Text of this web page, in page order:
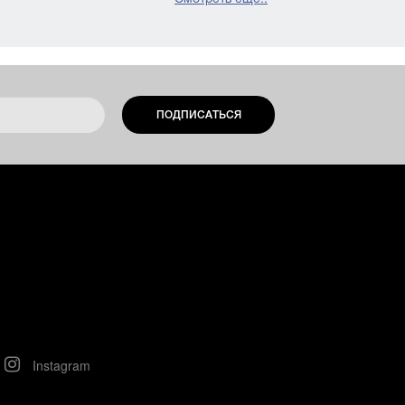
ПОДПИСАТЬСЯ
Instagram